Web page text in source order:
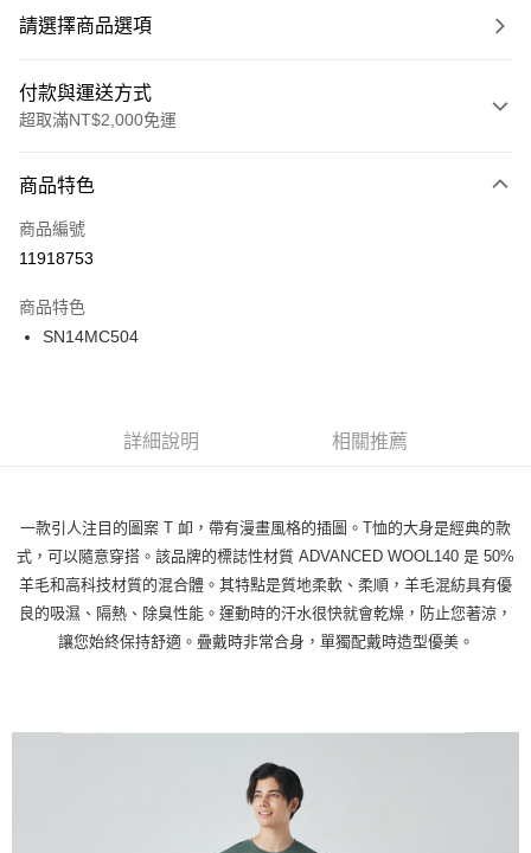
請選擇商品選項
付款與運送方式
超取滿NT$2,000免運
信用卡一次付款
LINE Pay
街口支付
每筆NT$100
全家超取(2000以上免運)
每筆NT$100，滿NT$2,000(含以上)免運費
每筆NT$100，滿NT$2,000(含以上)免運費
商品特色
商品編號
11918753
商品特色
SN14MC504
詳細說明 相關推薦
一款引人注目的圖案 T 卹，帶有漫畫風格的插圖。T恤的大身是經典的款
式，可以隨意穿搭。該品牌的標誌性材質 ADVANCED WOOL140 是 50%
羊毛和高科技材質的混合體。其特點是質地柔軟、柔順，羊毛混紡具有優
良的吸濕、隔熱、除臭性能。運動時的汗水很快就會乾燥，防止您著涼，
讓您始終保持舒適。疊戴時非常合身，單獨配戴時造型優美。